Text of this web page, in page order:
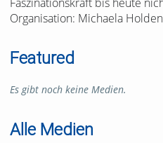
Organisation: Michaela
Featured
Es gibt noch keine Medien.
Alle Medien